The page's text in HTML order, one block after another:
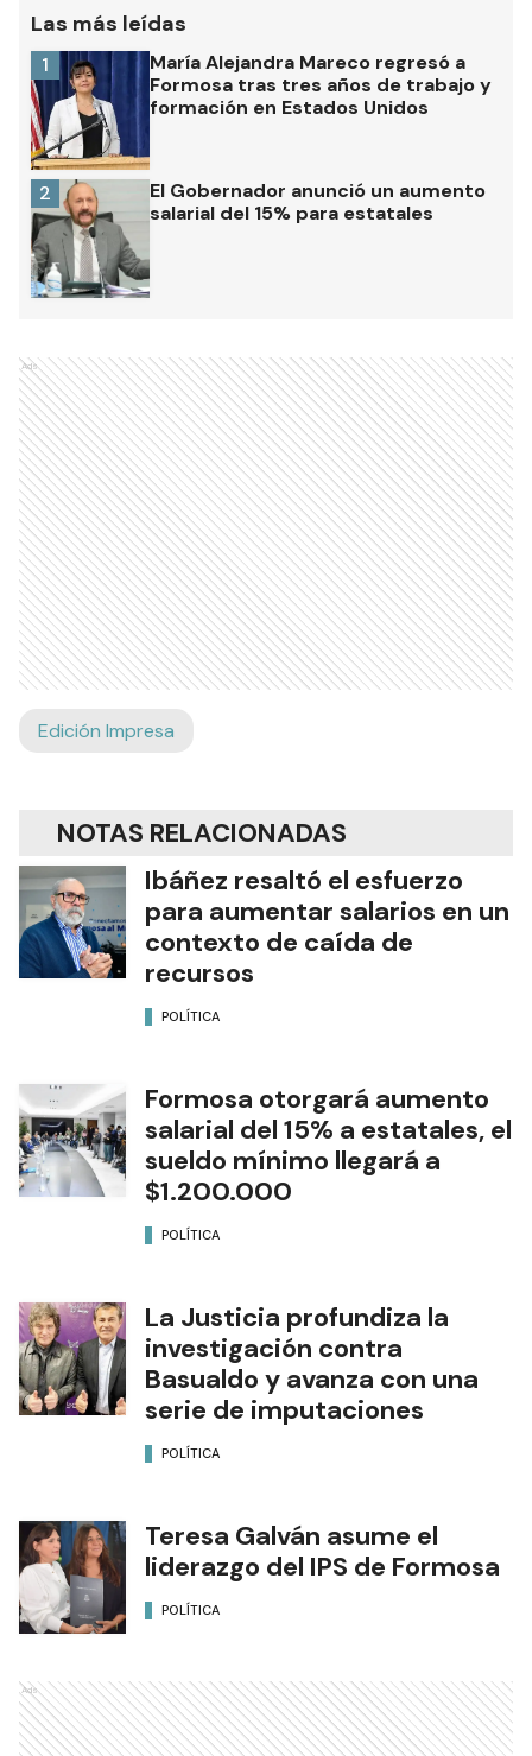
Las más leídas
María Alejandra Mareco regresó a
Formosa tras tres años de trabajo y
formación en Estados Unidos
1
El Gobernador anunció un aumento
salarial del 15% para estatales
2
Ads
Edición Impresa
NOTAS RELACIONADAS
Ibáñez resaltó el esfuerzo
para aumentar salarios en un
contexto de caída de
recursos
POLÍTICA
Formosa otorgará aumento
salarial del 15% a estatales, el
sueldo mínimo llegará a
$1.200.000
POLÍTICA
La Justicia profundiza la
investigación contra
Basualdo y avanza con una
serie de imputaciones
POLÍTICA
Teresa Galván asume el
liderazgo del IPS de Formosa
POLÍTICA
Ads